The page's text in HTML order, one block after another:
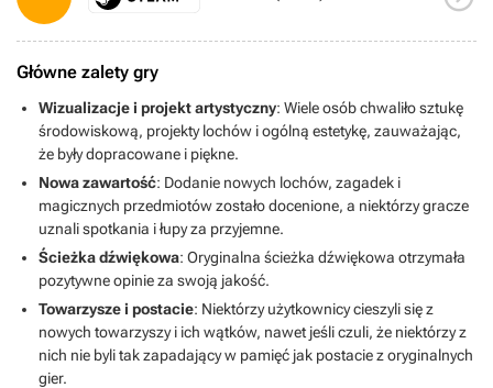
Główne zalety gry
Wizualizacje i projekt artystyczny: Wiele osób chwaliło sztukę
środowiskową, projekty lochów i ogólną estetykę, zauważając,
że były dopracowane i piękne.
Nowa zawartość: Dodanie nowych lochów, zagadek i
magicznych przedmiotów zostało docenione, a niektórzy gracze
uznali spotkania i łupy za przyjemne.
Ścieżka dźwiękowa: Oryginalna ścieżka dźwiękowa otrzymała
pozytywne opinie za swoją jakość.
Towarzysze i postacie: Niektórzy użytkownicy cieszyli się z
nowych towarzyszy i ich wątków, nawet jeśli czuli, że niektórzy z
nich nie byli tak zapadający w pamięć jak postacie z oryginalnych
gier.